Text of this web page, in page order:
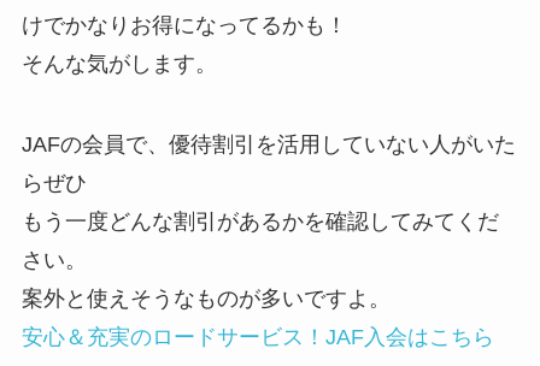
けでかなりお得になってるかも！
そんな気がします。
JAFの会員で、優待割引を活用していない人がいた
らぜひ
もう一度どんな割引があるかを確認してみてくだ
さい。
案外と使えそうなものが多いですよ。
安心＆充実のロードサービス！JAF入会はこちら